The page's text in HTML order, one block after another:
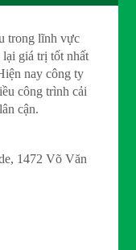
trong lĩnh vực
lại giá trị tốt nhất
nay công ty
công trình cải
cận.
1472 Võ Văn